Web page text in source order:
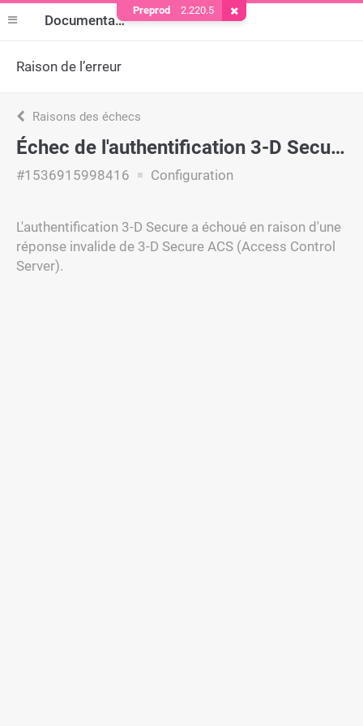
Documentation
Raison de l’erreur
Raisons des échecs
Échec de l'authentification 3-D Secure
#1536915998416 Configuration
L'authentification 3-D Secure a échoué en raison d'une
réponse invalide de 3-D Secure ACS (Access Control
Server).
Preprod 2.220.5 Supprimer le cookie